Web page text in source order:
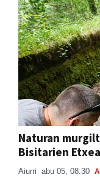
Naturan
Bisitarien
Aiurri abu 05, 08:30